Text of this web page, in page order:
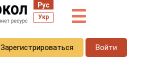
Рус
Укр ☰
Зарегистрироваться Войти